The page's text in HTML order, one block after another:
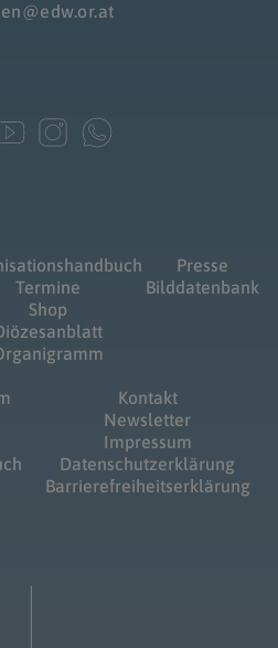
Termine
Shop
Presse
Bilddatenbank
Kontakt
Newsletter
Impressum
Datenschutzerklärung
Barrierefreiheitserklärung